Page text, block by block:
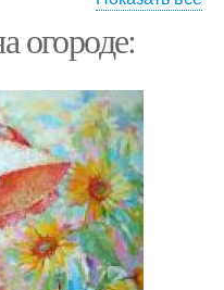
Чучело в контексте
огороде: